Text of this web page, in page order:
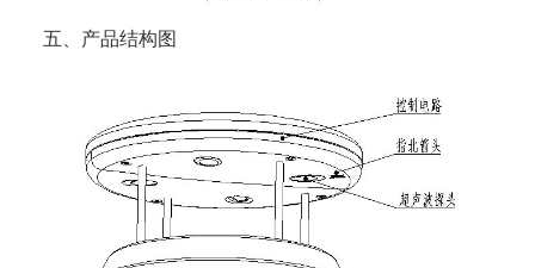
五、产品结构图